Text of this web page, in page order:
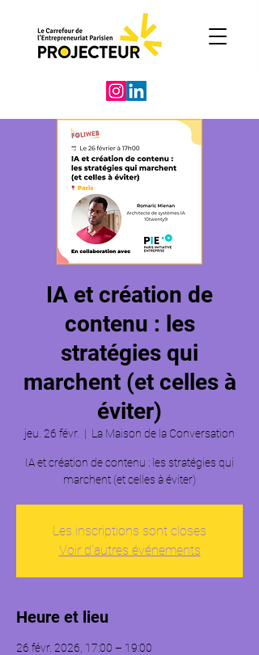
IA et création de
contenu : les
stratégies qui
marchent (et celles à
éviter)
jeu. 26 févr.
  |
La Maison de la Conversation
IA et création de contenu : les stratégies qui
Les inscriptions sont closes
Voir d'autres événements
Heure et lieu
26 févr. 2026, 17:00 – 19:00